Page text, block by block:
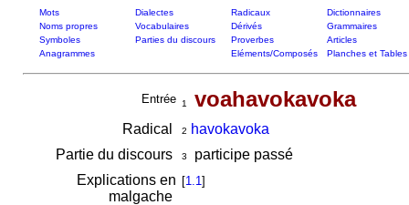
Mots Dialectes Radicaux
Dictionnaires
Noms propres
Vocabulaires Dérivés
Grammaires
Symboles
Parties du discours Proverbes
Articles
Anagrammes
Eléments/Composés Planches et Tables
Entrée 1 voahavokavoka
Radical 2
havokavoka
Partie du discours
3
participe passé
Explications en
malgache
[1.1]